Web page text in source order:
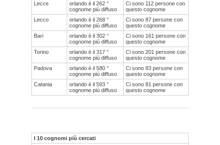
Lecce
orlando è il 262 °
cognome più diffuso
Ci sono 112 persone con
questo cognome
Lecco
orlando è il 268 °
cognome più diffuso
Ci sono 87 persone con
questo cognome
Bari
orlando è il 302 °
cognome più diffuso
Ci sono 161 persone con
questo cognome
Torino
orlando è il 317 °
cognome più diffuso
Ci sono 201 persone con
questo cognome
Padova
orlando è il 580 °
cognome più diffuso
Ci sono 83 persone con
questo cognome
Catania
orlando è il 593 °
cognome più diffuso
Ci sono 81 persone con
questo cognome
I 10 cognomi più cercati